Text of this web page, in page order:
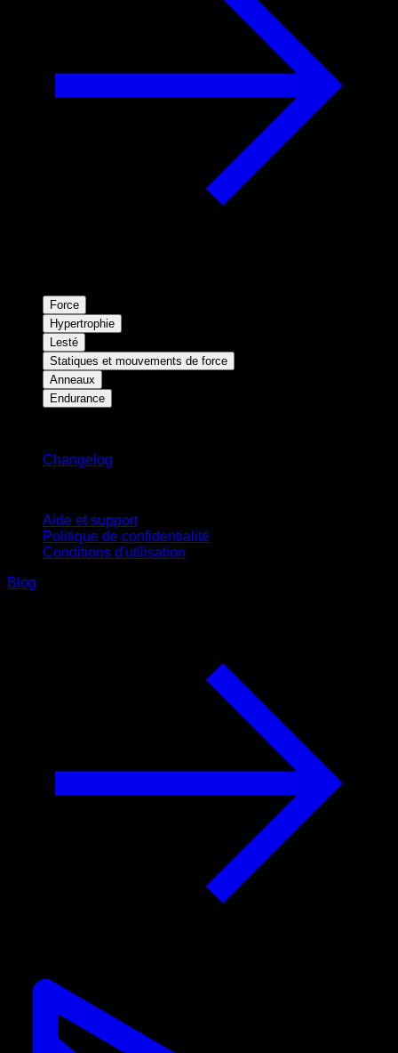
Force
Hypertrophie
Lesté
Statiques et mouvements de force
Anneaux
Endurance
Changelog
Aide et support
Politique de confidentialité
Conditions d'utilisation
Blog